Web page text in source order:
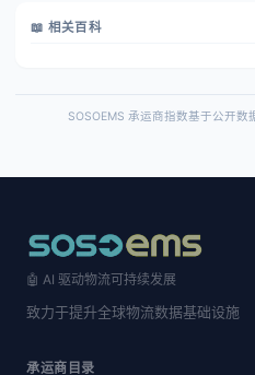
📖 相关百科
SOSOEMS 承运商指数基于公开
🤖 AI 驱动物流可持续发展
致力于提升全球物流数据基础设施
承运商目录